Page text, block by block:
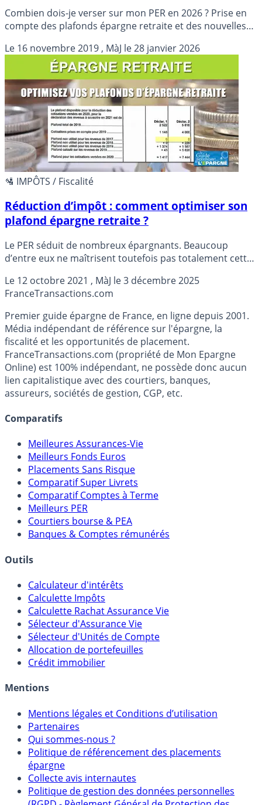
Combien dois-je verser sur mon PER en 2026 ? Prise en
compte des plafonds épargne retraite et des nouvelles
Le 16 novembre 2019 , MàJ le28 janvier 2026
🛂 IMPÔTS / Fiscalité
Réduction d’impôt : comment optimiser son
plafond épargne retraite ?
Le PER séduit de nombreux épargnants. Beaucoup
d’entre eux ne maîtrisent toutefois pas totalement cette
plafonds épargne retraite. Conseils afin d’optimiser
l’utilisation de son plafond épargne retraite.
Le 12 octobre 2021 , MàJ le3 décembre 2025
FranceTransactions.com
Premier guide épargne de France, en ligne depuis 2001.
Média indépendant de référence sur l'épargne, la
fiscalité et les opportunités de placement.
FranceTransactions.com (propriété de Mon Epargne
Online) est 100% indépendant, ne possède donc aucun
lien capitalistique avec des courtiers, banques,
assureurs, sociétés de gestion, CGP, etc.
Comparatifs
Meilleures Assurances-Vie
Meilleurs Fonds Euros
Placements Sans Risque
Comparatif Super Livrets
Comparatif Comptes à Terme
Meilleurs PER
Courtiers bourse & PEA
Banques & Comptes rémunérés
Outils
Calculateur d'intérêts
Calculette Impôts
Calculette Rachat Assurance Vie
Sélecteur d'Assurance Vie
Sélecteur d'Unités de Compte
Allocation de portefeuilles
Crédit immobilier
Mentions
Mentions légales et Conditions d’utilisation
Partenaires
Qui sommes-nous ?
Politique de référencement des placements
épargne
Collecte avis internautes
Politique de gestion des données personnelles